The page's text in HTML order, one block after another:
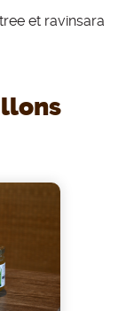
et ravinsara